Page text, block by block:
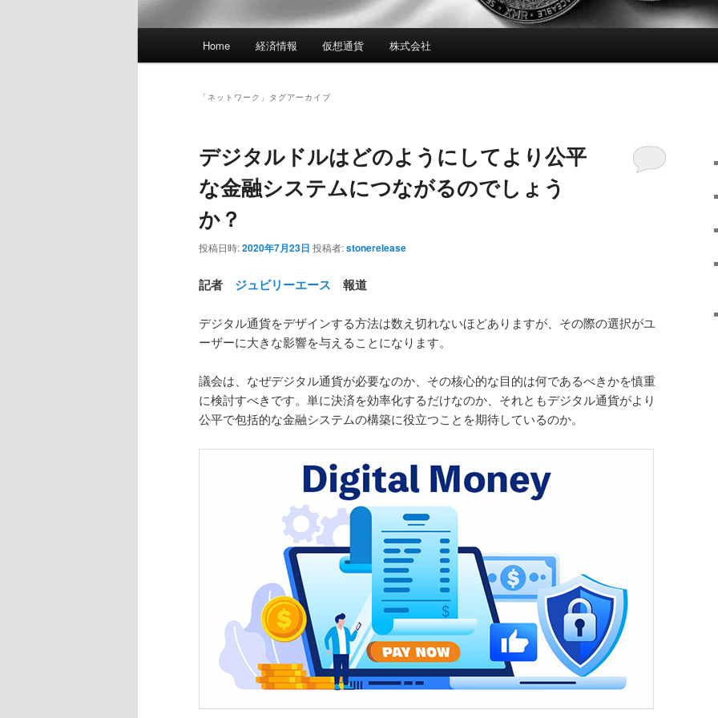
Home 経済情報 仮想通貨 株式会社
「 ネットワーク 」タグアーカイブ
デジタルドルはどのようにしてより公平
な金融システムにつながるのでしょう
か？
投稿日時:2020年7月23日 投稿者:stonerelease
記者 ジュビリーエース 報道
デジタル通貨をデザインする方法は数え切れないほどありますが、その際の選択がユ
ーザーに大きな影響を与えることになります。
議会は、なぜデジタル通貨が必要なのか、その核心的な目的は何であるべきかを慎重
に検討すべきです。単に決済を効率化するだけなのか、それともデジタル通貨がより
公平で包括的な金融システムの構築に役立つことを期待しているのか。